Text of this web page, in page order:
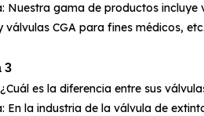
Nuestra gama de productos
válvulas CGA para fines médicos, etc.
3
es la diferencia entre sus
En la industria de la válvula de